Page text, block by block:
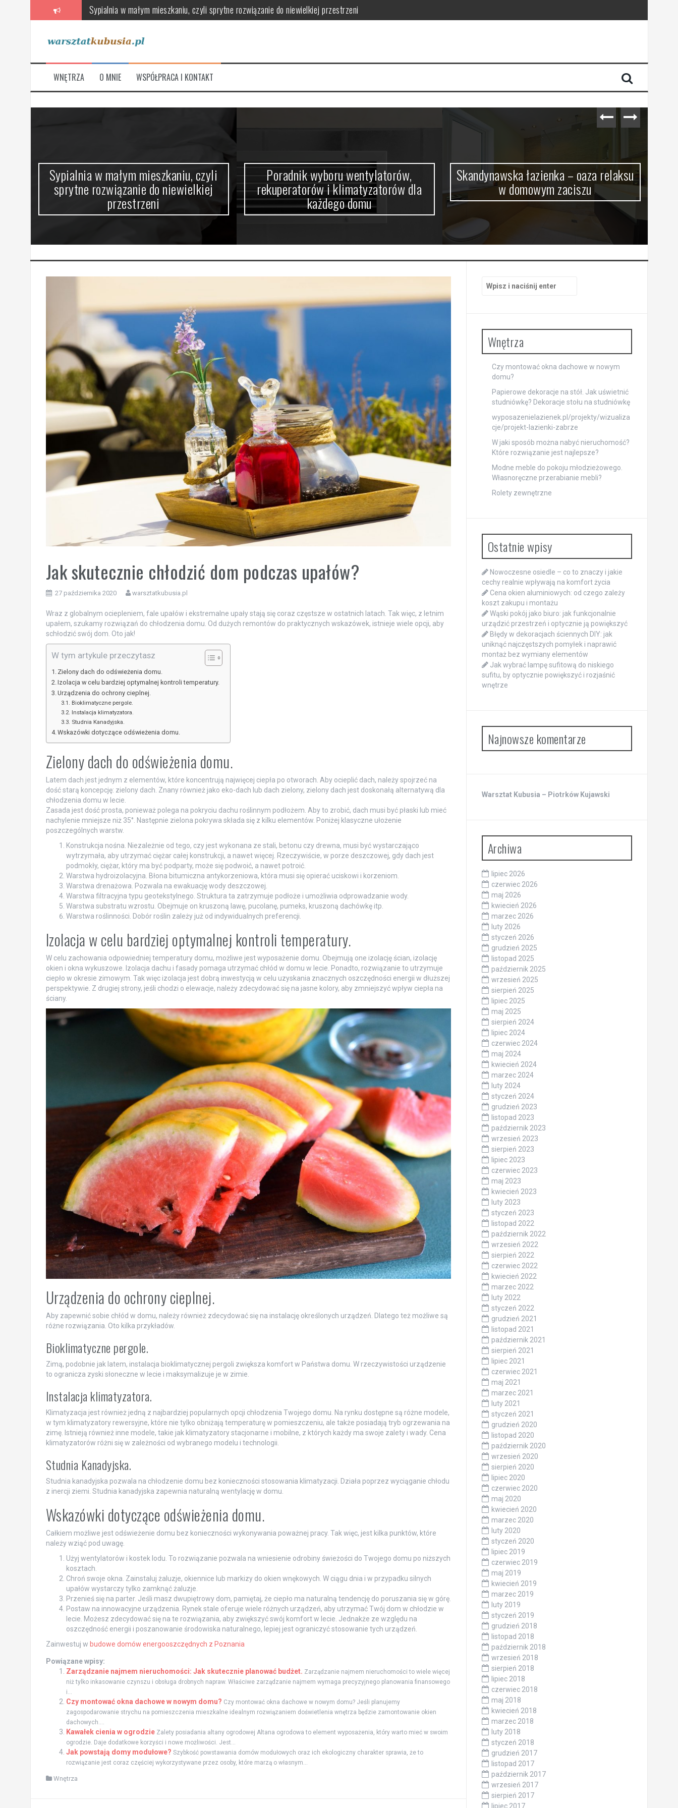
Poradnik wyboru wentylatorów, rekuperatorów i klimatyzatorów dla każdego domu
Stylowe i funkcjonalne, czyli jak urządza się nowoczesne wnętrza
Jak wybrać meble łazienkowe, które łączą funkcjonalność i estetykę?
Na co zwrócić uwagę przy wyborze nowej kabiny prysznicowej?
Sypialnia w małym mieszkaniu, czyli sprytne rozwiązanie do niewielkiej przestrzeni
WNĘTRZA O MNIE WSPÓŁPRACA I KONTAKT
Sypialnia w małym mieszkaniu, czyli
sprytne rozwiązanie do niewielkiej
przestrzeni
Poradnik wyboru wentylatorów,
rekuperatorów i klimatyzatorów dla
każdego domu
Skandynawska łazienka – oaza relaksu
w domowym zaciszu
Jak skutecznie chłodzić dom podczas upałów?
27 października 2020 warsztatkubusia.pl
Wraz z globalnym ociepleniem, fale upałów i ekstremalne upały stają się coraz częstsze w ostatnich latach. Tak więc, z letnim
upałem, szukamy rozwiązań do chłodzenia domu. Od dużych remontów do praktycznych wskazówek, istnieje wiele opcji, aby
schłodzić swój dom. Oto jak!
W tym artykule przeczytasz
Zielony dach do odświeżenia domu.
Izolacja w celu bardziej optymalnej kontroli temperatury.
Urządzenia do ochrony cieplnej.
Bioklimatyczne pergole.
Instalacja klimatyzatora.
Studnia Kanadyjska.
Wskazówki dotyczące odświeżenia domu.
Zielony dach do odświeżenia domu.
Latem dach jest jednym z elementów, które koncentrują najwięcej ciepła po otworach. Aby ocieplić dach, należy spojrzeć na
dość starą koncepcję: zielony dach. Znany również jako eko-dach lub dach zielony, zielony dach jest doskonałą alternatywą dla
chłodzenia domu w lecie.
Zasada jest dość prosta, ponieważ polega na pokryciu dachu roślinnym podłożem. Aby to zrobić, dach musi być płaski lub mieć
nachylenie mniejsze niż 35°. Następnie zielona pokrywa składa się z kilku elementów. Poniżej klasyczne ułożenie
poszczególnych warstw.
Konstrukcja nośna. Niezależnie od tego, czy jest wykonana ze stali, betonu czy drewna, musi być wystarczająco
wytrzymała, aby utrzymać ciężar całej konstrukcji, a nawet więcej. Rzeczywiście, w porze deszczowej, gdy dach jest
podmokły, ciężar, który ma być podparty, może się podwoić, a nawet potroić.
Warstwa hydroizolacyjna. Błona bitumiczna antykorzeniowa, która musi się opierać uciskowi i korzeniom.
Warstwa drenażowa. Pozwala na ewakuację wody deszczowej.
Warstwa filtracyjna typu geotekstylnego. Struktura ta zatrzymuje podłoże i umożliwia odprowadzanie wody.
Warstwa substratu wzrostu. Obejmuje on kruszoną lawę, pucolanę, pumeks, kruszoną dachówkę itp.
Warstwa roślinności. Dobór roślin zależy już od indywidualnych preferencji.
Izolacja w celu bardziej optymalnej kontroli temperatury.
W celu zachowania odpowiedniej temperatury domu, możliwe jest wyposażenie domu. Obejmują one izolację ścian, izolację
okien i okna wykuszowe. Izolacja dachu i fasady pomaga utrzymać chłód w domu w lecie. Ponadto, rozwiązanie to utrzymuje
ciepło w okresie zimowym. Tak więc izolacja jest dobrą inwestycją w celu uzyskania znacznych oszczędności energii w dłuższej
perspektywie. Z drugiej strony, jeśli chodzi o elewacje, należy zdecydować się na jasne kolory, aby zmniejszyć wpływ ciepła na
ściany.
Urządzenia do ochrony cieplnej.
Aby zapewnić sobie chłód w domu, należy również zdecydować się na instalację określonych urządzeń. Dlatego też możliwe są
różne rozwiązania. Oto kilka przykładów.
Bioklimatyczne pergole.
Zimą, podobnie jak latem, instalacja bioklimatycznej pergoli zwiększa komfort w Państwa domu. W rzeczywistości urządzenie
to ogranicza zyski słoneczne w lecie i maksymalizuje je w zimie.
Instalacja klimatyzatora.
Klimatyzacja jest również jedną z najbardziej popularnych opcji chłodzenia Twojego domu. Na rynku dostępne są różne modele,
w tym klimatyzatory rewersyjne, które nie tylko obniżają temperaturę w pomieszczeniu, ale także posiadają tryb ogrzewania na
zimę. Istnieją również inne modele, takie jak klimatyzatory stacjonarne i mobilne, z których każdy ma swoje zalety i wady. Cena
klimatyzatorów różni się w zależności od wybranego modelu i technologii.
Studnia Kanadyjska.
Studnia kanadyjska pozwala na chłodzenie domu bez konieczności stosowania klimatyzacji. Działa poprzez wyciąganie chłodu
z inercji ziemi. Studnia kanadyjska zapewnia naturalną wentylację w domu.
Wskazówki dotyczące odświeżenia domu.
Całkiem możliwe jest odświeżenie domu bez konieczności wykonywania poważnej pracy. Tak więc, jest kilka punktów, które
należy wziąć pod uwagę.
Użyj wentylatorów i kostek lodu. To rozwiązanie pozwala na wniesienie odrobiny świeżości do Twojego domu po niższych
kosztach.
Chroń swoje okna. Zainstaluj żaluzje, okiennice lub markizy do okien wnękowych. W ciągu dnia i w przypadku silnych
upałów wystarczy tylko zamknąć żaluzje.
Przenieś się na parter. Jeśli masz dwupiętrowy dom, pamiętaj, że ciepło ma naturalną tendencję do poruszania się w górę.
Postaw na innowacyjne urządzenia. Rynek stale oferuje wiele różnych urządzeń, aby utrzymać Twój dom w chłodzie w
lecie. Możesz zdecydować się na te rozwiązania, aby zwiększyć swój komfort w lecie. Jednakże ze względu na
oszczędność energii i poszanowanie środowiska naturalnego, lepiej jest ograniczyć stosowanie tych urządzeń.
Zainwestuj w budowe domów energooszczędnych z Poznania
Powiązane wpisy:
Zarządzanie najmem nieruchomości: Jak skutecznie planować budżet. Zarządzanie najmem nieruchomości to wiele więcej
niż tylko inkasowanie czynszu i obsługa drobnych napraw. Właściwe zarządzanie najmem wymaga precyzyjnego planowania finansowego
i...
Czy montować okna dachowe w nowym domu? Czy montować okna dachowe w nowym domu? Jeśli planujemy
zagospodarowanie strychu na pomieszczenia mieszkalne idealnym rozwiązaniem doświetlenia wnętrza będzie zamontowanie okien
dachowych....
Kawałek cienia w ogrodzie Zalety posiadania altany ogrodowej Altana ogrodowa to element wyposażenia, który warto mieć w swoim
ogrodzie. Daje dodatkowe korzyści i nowe możliwości. Jest...
Jak powstają domy modułowe? Szybkość powstawania domów modułowych oraz ich ekologiczny charakter sprawia, że to
rozwiązanie jest coraz częściej wykorzystywane przez osoby, które marzą o własnym...
Wnętrza
Szukaj:
Wnętrza
Czy montować okna dachowe w nowym
domu?
Papierowe dekoracje na stół. Jak uświetnić
studniówkę? Dekoracje stołu na studniówkę
wyposazenielazienek.pl/projekty/wizualiza
cje/projekt-lazienki-zabrze
W jaki sposób można nabyć nieruchomość?
Które rozwiązanie jest najlepsze?
Modne meble do pokoju młodzieżowego.
Własnoręczne przerabianie mebli?
Rolety zewnętrzne
Ostatnie wpisy
Nowoczesne osiedle – co to znaczy i jakie
cechy realnie wpływają na komfort życia
Cena okien aluminiowych: od czego zależy
koszt zakupu i montażu
Wąski pokój jako biuro: jak funkcjonalnie
urządzić przestrzeń i optycznie ją powiększyć
Błędy w dekoracjach ściennych DIY: jak
uniknąć najczęstszych pomyłek i naprawić
montaż bez wymiany elementów
Jak wybrać lampę sufitową do niskiego
sufitu, by optycznie powiększyć i rozjaśnić
wnętrze
Najnowsze komentarze
Warsztat Kubusia – Piotrków Kujawski
Archiwa
lipiec 2026
czerwiec 2026
maj 2026
kwiecień 2026
marzec 2026
luty 2026
styczeń 2026
grudzień 2025
listopad 2025
październik 2025
wrzesień 2025
sierpień 2025
lipiec 2025
maj 2025
sierpień 2024
lipiec 2024
czerwiec 2024
maj 2024
kwiecień 2024
marzec 2024
luty 2024
styczeń 2024
grudzień 2023
listopad 2023
październik 2023
wrzesień 2023
sierpień 2023
lipiec 2023
czerwiec 2023
maj 2023
kwiecień 2023
luty 2023
styczeń 2023
listopad 2022
październik 2022
wrzesień 2022
sierpień 2022
czerwiec 2022
kwiecień 2022
marzec 2022
luty 2022
styczeń 2022
grudzień 2021
listopad 2021
październik 2021
sierpień 2021
lipiec 2021
czerwiec 2021
maj 2021
marzec 2021
luty 2021
styczeń 2021
grudzień 2020
listopad 2020
październik 2020
wrzesień 2020
sierpień 2020
lipiec 2020
czerwiec 2020
maj 2020
kwiecień 2020
marzec 2020
luty 2020
styczeń 2020
lipiec 2019
czerwiec 2019
maj 2019
kwiecień 2019
marzec 2019
luty 2019
styczeń 2019
grudzień 2018
listopad 2018
październik 2018
wrzesień 2018
sierpień 2018
lipiec 2018
czerwiec 2018
maj 2018
kwiecień 2018
marzec 2018
luty 2018
styczeń 2018
grudzień 2017
listopad 2017
październik 2017
wrzesień 2017
sierpień 2017
lipiec 2017